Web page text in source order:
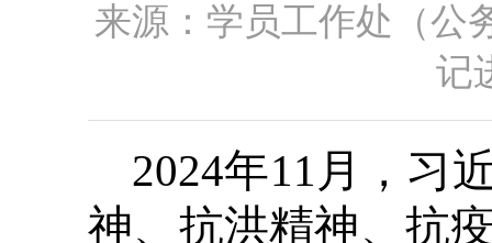
来源：学员工作处（
记
2024年11月，习
神、抗洪精神、抗